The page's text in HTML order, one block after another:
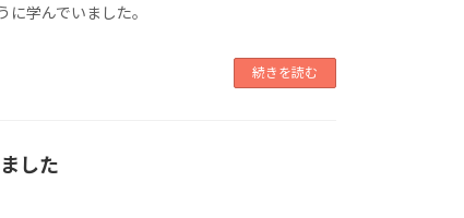
学んでいました。
続きを読む
した